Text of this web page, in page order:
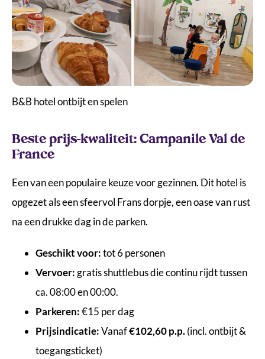
B&B hotel ontbijt en spelen
Beste prijs-kwaliteit: Campanile Val de
France
Een van een populaire keuze voor gezinnen. Dit hotel is
opgezet als een sfeervol Frans dorpje, een oase van rust
na een drukke dag in de parken.
Geschikt voor:tot 6 personen
Vervoer: gratis shuttlebus die continu rijdt tussen
ca. 08:00 en 00:00.
Parkeren:€15 per dag
Prijsindicatie:Vanaf€102,60 p.p.(incl. ontbijt &
toegangsticket)